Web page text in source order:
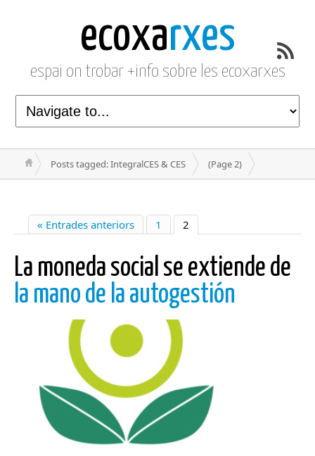
ecoxarxes
espai on trobar +info sobre les ecoxarxes
Posts tagged: IntegralCES & CES (Page 2)
« Entrades anteriors 1 2
La moneda social se extiende de
la mano de la autogestión